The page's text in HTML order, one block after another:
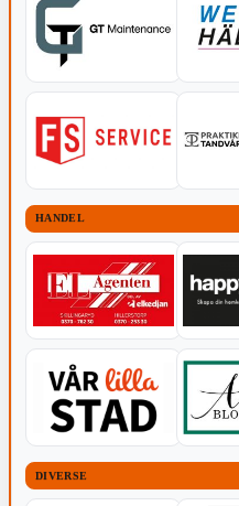
HANDEL
DIVERSE